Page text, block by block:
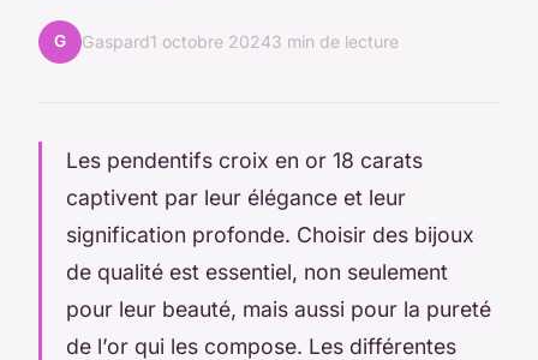
G Gaspard1 octobre 20243 min de lecture
Les pendentifs croix en or 18 carats
captivent par leur élégance et leur
signification profonde. Choisir des bijoux
de qualité est essentiel, non seulement
pour leur beauté, mais aussi pour la pureté
de l’or qui les compose. Les différentes